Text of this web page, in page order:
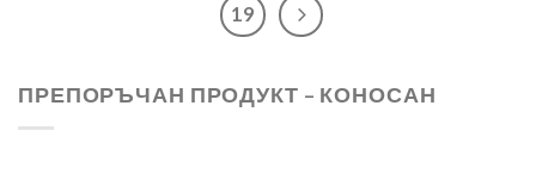
19
ПРЕПОРЪЧАН ПРОДУКТ – КОНОСАН